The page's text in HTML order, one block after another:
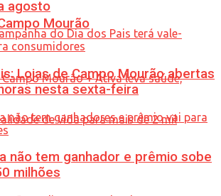
Mourão
agosto
Lojas de Campo Mourão abertas
nesta sexta-feira
não tem ganhador e prêmio sobe
milhões